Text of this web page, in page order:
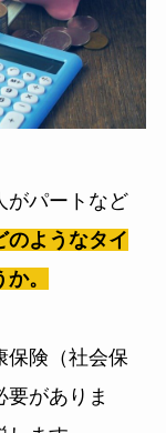
がパートなど
のようなタイ
。
保険（社会保
がありま